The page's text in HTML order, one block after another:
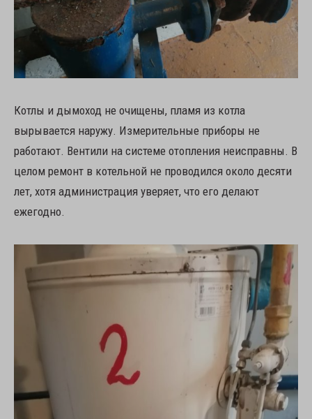
Котлы и дымоход не очищены, пламя из котла
вырывается наружу. Измерительные приборы не
работают. Вентили на системе отопления неисправны. В
целом ремонт в котельной не проводился около десяти
лет, хотя администрация уверяет, что его делают
ежегодно.